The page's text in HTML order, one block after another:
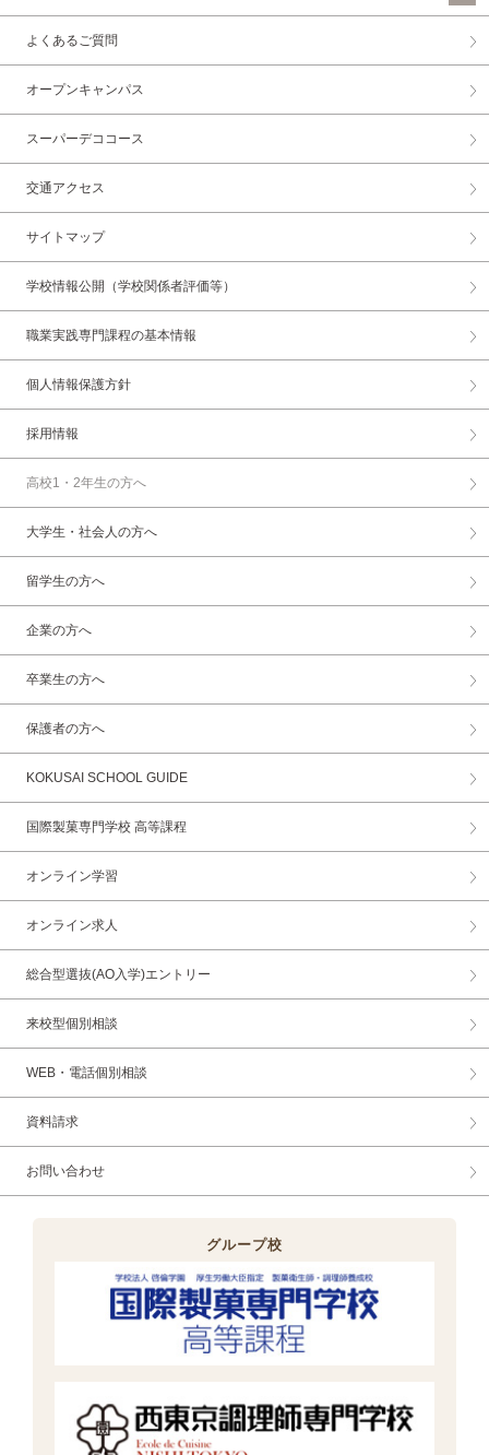
よくあるご質問
オープンキャンパス
スーパーデココース
交通アクセス
サイトマップ
学校情報公開（学校関係者評価等）
職業実践専門課程の基本情報
個人情報保護方針
採用情報
高校1・2年生の方へ
大学生・社会人の方へ
留学生の方へ
企業の方へ
卒業生の方へ
保護者の方へ
KOKUSAI SCHOOL GUIDE
国際製菓専門学校 高等課程
オンライン学習
オンライン求人
総合型選抜(AO入学)エントリー
来校型個別相談
WEB・電話個別相談
資料請求
お問い合わせ
グループ校